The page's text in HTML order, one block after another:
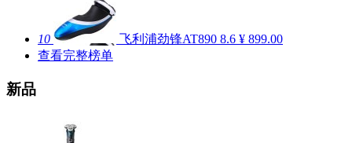
10 飞利浦劲锋AT890 8.6 ¥ 899.00
查看完整榜单
新品